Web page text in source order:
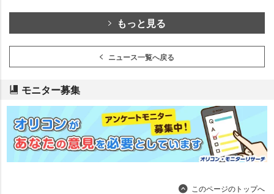
もっと見る
ニュース一覧へ戻る
モニター募集
このページのトップへ